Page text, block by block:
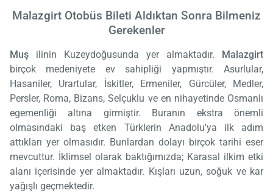
Malazgirt Otobüs Bileti Aldıktan Sonra Bilmeniz
Gerekenler
Muş ilinin Kuzeydoğusunda yer almaktadır.
Malazgirt
birçok medeniyete ev sahipliği yapmıştır. Asurlular,
Hasaniler, Urartular, İskitler, Ermeniler, Gürcüler, Medler,
Persler, Roma, Bizans, Selçuklu ve en nihayetinde Osmanlı
egemenliği altına girmiştir. Buranın ekstra önemli
olmasındaki baş etken Türklerin Anadolu'ya ilk adım
attıkları yer olmasıdır. Bunlardan dolayı birçok tarihi eser
mevcuttur. İklimsel olarak baktığımızda; Karasal ilkim etki
alanı içerisinde yer almaktadır. Kışları uzun, soğuk ve kar
yağışlı geçmektedir.